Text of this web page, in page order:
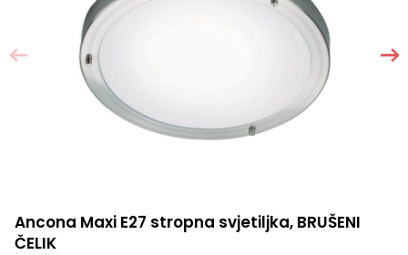
Ancona Maxi E27 stropna svjetiljka, BRUŠENI
ČELIK